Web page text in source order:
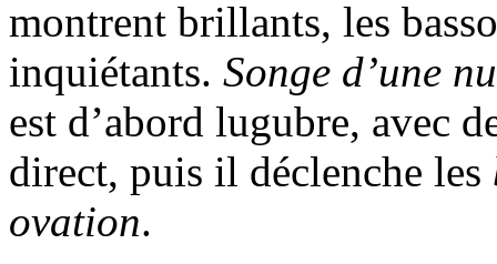
montrent brillants, les
inquiétants. Songe d’une
est d’abord lugubre, avec
direct, puis il déclenche les
ovation.